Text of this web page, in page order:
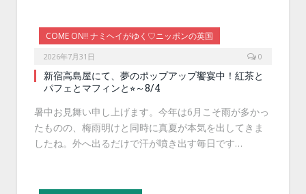
COME ON!! ナミヘイがゆく♡ニッポンの英国
2026年7月31日 0
新宿高島屋にて、夢のポップアップ饗宴中！紅茶と
パフェとマフィンと⭐︎～8/4
暑中お見舞い申し上げます。今年は6月こそ雨が多かっ
たものの、梅雨明けと同時に真夏が本気を出してきま
したね。外へ出るだけで汗が噴き出す毎日です…